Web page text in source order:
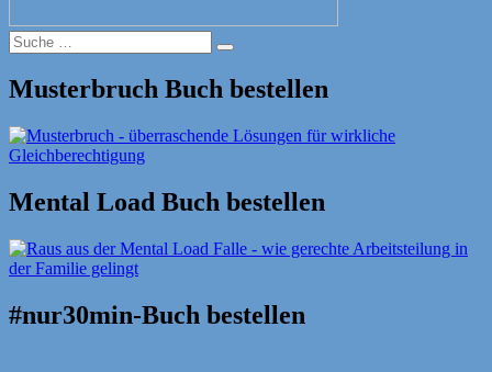
Suche
nach:
Suche
Musterbruch Buch bestellen
Mental Load Buch bestellen
#nur30min-Buch bestellen